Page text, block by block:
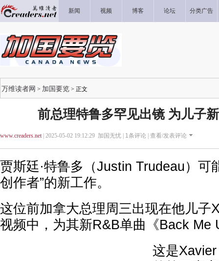
新闻 视频 博客 论坛 分类广告
万维读者网 > 加国要览 > 正文
前总理特鲁多罕见出镜 为儿子
www.creaders.net| 2025-05-02 19:12:29 加国无忧 | 1条评论 | 查看/发表评论
贾斯廷·特鲁多（Justin Trudeau）可
创作者”的新工作。
这位前加拿大总理周三出现在他儿子
视频中，为其新R&B单曲《Back Me
这是